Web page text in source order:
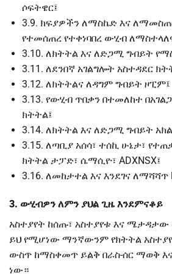
ሶፍትዌር፤
3.9. ክፍያዎችን ለማስኬድ እና
የተመሰጠረ የተቀነባበረ ውሂብ
3.10. ለክትትል እና ለድጋሚ ግብይት
3.11. ለደንበኛ አገልግሎት አስተዳደር
3.12. ለክትትልና ለዳግም ግብይት ዞፒም፤
3.13. የውሂብ ጥበቃን በተመለከተ
ክትትል፤
3.14. ለክትትል እና ለድጋሚ ግብይት
3.15. ለጣቢያ አሰሳ፣ ተሰኪ ሁኔታ፣
ክትትል ታፓድ፣ ሴማሲዮ፣ ADXNSX፤
3.16. ለመከታተል እና እንደገና ለማሻሻጥ
3. ውሂብዎን ለምን ያህል ጊዜ እንደምናቆይ
አስተያየት ከሰጡ፣ አስተያየቱ እና ሜታዳታው
ይህ የሚሆነው ማንኛውንም የክትትል
ውስጥ ከማስቀመጥ ይልቅ በራስ-ሰር ማወቅ
ነው።